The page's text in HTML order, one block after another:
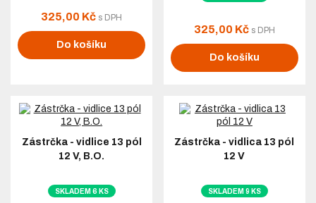
325,00 Kč s DPH
Do košíku
325,00 Kč s DPH
Do košíku
Zástrčka - vidlice 13 pól
12 V, B.O.
SKLADEM 6 KS
Zástrčka - vidlica 13 pól
12 V
SKLADEM 9 KS